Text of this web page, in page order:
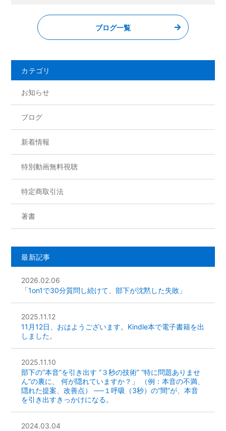
c
e
o
o
k
itt
er
e
ブログ一覧
カテゴリ
お知らせ
ブログ
新着情報
特別動画無料視聴
特定商取引法
著書
最新記事
2026.02.06
「1on1で30分質問し続けて、部下が沈黙した失敗」
2025.11.12
11月12日、おはようございます。Kindle本で電子書籍を出
しました。
2025.11.10
部下の”本音”を引き出す ”３秒の技術” “特に問題ありませ
ん”の裏に、 何が隠れていますか？」 （例：本音の不満、
隠れた提案、改善点） ──１呼吸（3秒）の“間”が、本音
を引き出すきっかけになる。
2024.03.04